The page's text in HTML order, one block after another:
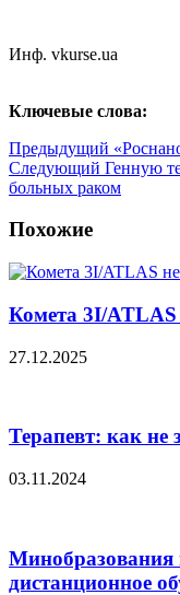
Инф. vkurse.ua
Ключевые слова:
Предыдущий
Следующий Генную
больных раком
Похожие
Комета 3I/ATLAS
27.12.2025
Терапевт: как не
03.11.2024
Минобразования
дистанционное